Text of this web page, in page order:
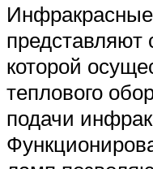
представляют
которой
теплового
подачи